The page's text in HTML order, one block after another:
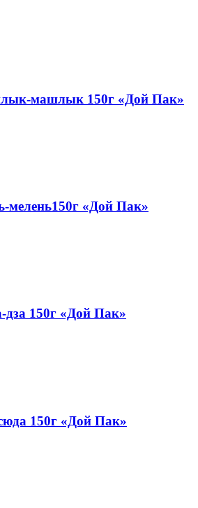
машлык 150г «Дой Пак»
мелень150г «Дой Пак»
дза 150г «Дой Пак»
150г «Дой Пак»